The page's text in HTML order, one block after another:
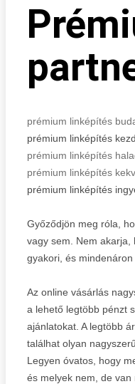
prémium linképítés
prémium linképítés
prémium linképítés
prémium linképítés
prémium linképítés
Győződjön meg róla,
vagy sem. Nem akarja,
gyakori, és
Az online vásárlás
a lehető legtöbb pénzt
ajánlatokat. A legtöbb
találhat olyan
Legyen óvatos, hogy
és melyek nem, de